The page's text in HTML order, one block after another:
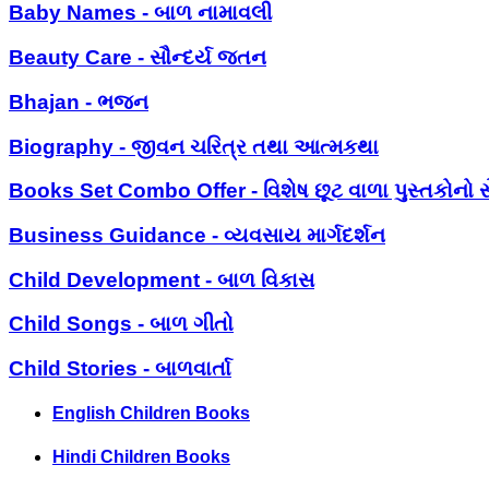
Baby Names - બાળ નામાવલી
Beauty Care - સૌન્દર્ય જતન
Bhajan - ભજન
Biography - જીવન ચરિત્ર તથા આત્મકથા
Books Set Combo Offer - વિશેષ છૂટ વાળા પુસ્તકોનો
Business Guidance - વ્યવસાય માર્ગદર્શન
Child Development - બાળ વિકાસ
Child Songs - બાળ ગીતો
Child Stories - બાળવાર્તા
English Children Books
Hindi Children Books